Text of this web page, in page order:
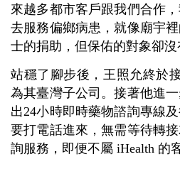
來越多都市客戶跟我們合作
去服務偏鄉病患，就像廟宇
士的捐助，但保佑的對象卻沒
站穩了腳步後，王照允終於
為其臺灣子公司。接著他進
出24小時即時藥物諮詢專線
要打電話進來，無需等待轉
詢服務，即便不屬 iHealth 的